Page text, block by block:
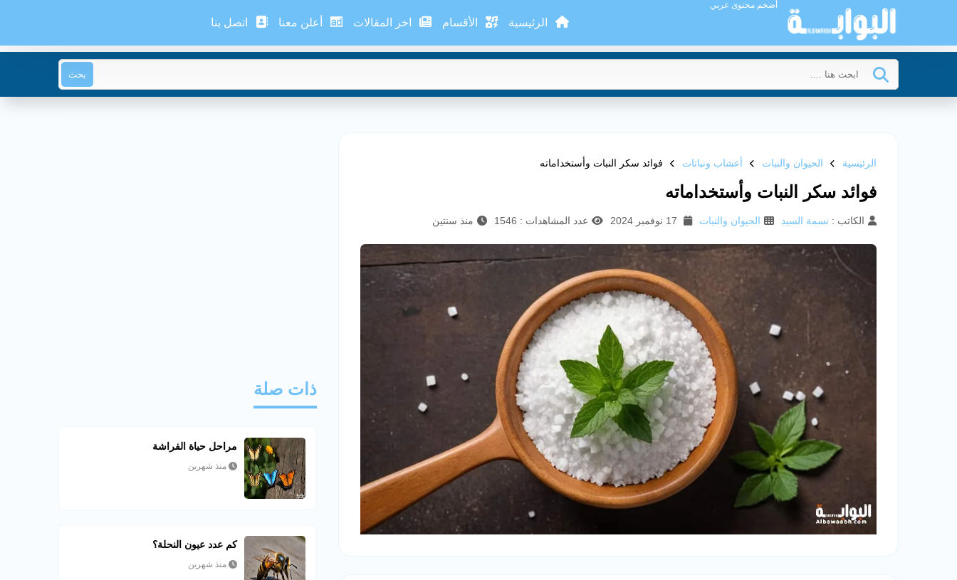
أضخم محتوى عربي
الرئيسية الأقسام اخر المقالات أعلن معنا اتصل بنا
بحث
الرئيسية الحيوان والنبات أعشاب ونباتات فوائد سكر النبات وأستخداماته
فوائد سكر النبات وأستخداماته
الكاتب : نسمة السيد الحيوان والنبات عدد المشاهدات : 1546 منذ سنتين
ذات صلة
مراحل حياة الفراشة
منذ شهرين
كم عدد عيون النحلة؟
منذ شهرين